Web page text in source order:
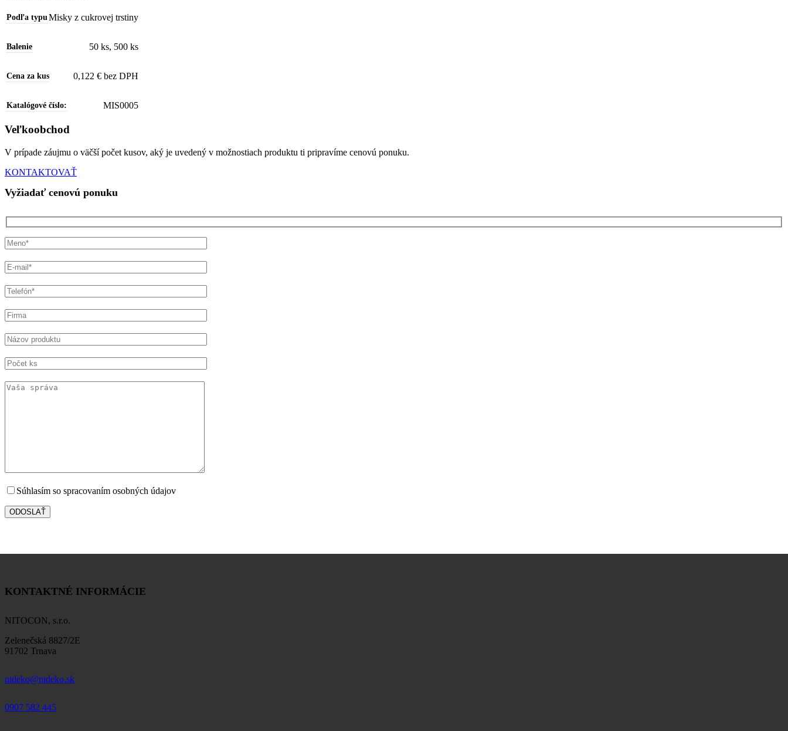
Podľa typu Misky z cukrovej trstiny
Balenie 50 ks, 500 ks
Cena za kus ‭0,122 € bez DPH
Katalógové číslo: MIS0005
Veľkoobchod
V prípade záujmu o väčší počet kusov, aký je uvedený v možnostiach produktu ti pripravíme cenovú ponuku.
KONTAKTOVAŤ
Vyžiadať cenovú ponuku
Súhlasím so spracovaním osobných údajov
KONTAKTNÉ INFORMÁCIE
NITOCON, s.r.o.
Zelenečská 8827/2E
91702 Trnava
nideko@nideko.sk
0907 582 445